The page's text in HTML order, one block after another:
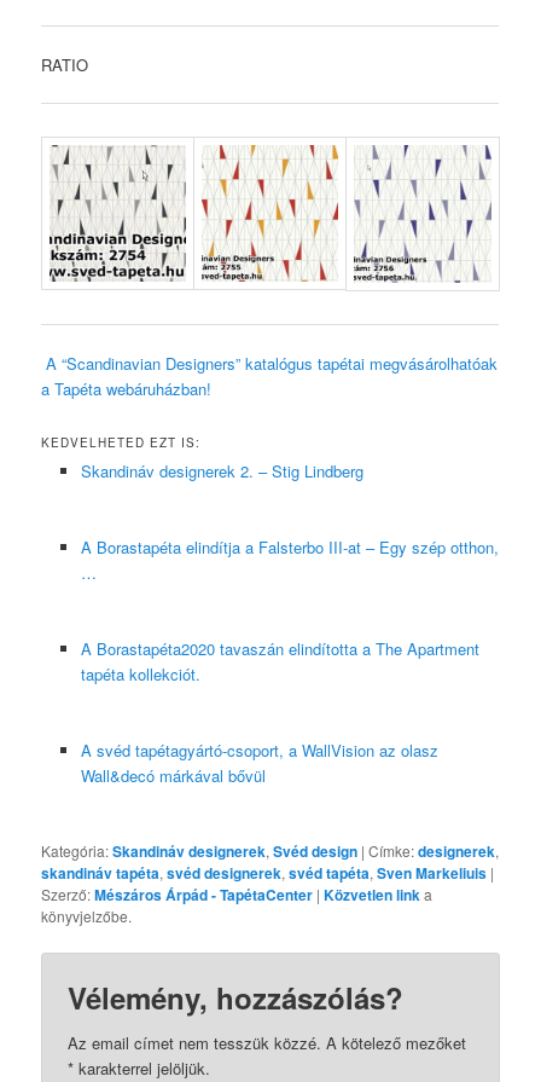
RATIO
A “Scandinavian Designers” katalógus tapétai megvásárolhatóak
a Tapéta webáruházban!
KEDVELHETED EZT IS:
Skandináv designerek 2. – Stig Lindberg
A Borastapéta elindítja a Falsterbo III-at – Egy szép otthon,
…
A Borastapéta2020 tavaszán elindította a The Apartment
tapéta kollekciót.
A svéd tapétagyártó-csoport, a WallVision az olasz
Wall&decó márkával bővül
Kategória:Skandináv designerek,Svéd design | Címke:designerek,
skandináv tapéta,svéd designerek,svéd tapéta,Sven Markeliuis |
Szerző:Mészáros Árpád - TapétaCenter |Közvetlen linka
könyvjelzőbe.
Vélemény, hozzászólás?
Az email címet nem tesszük közzé. A kötelező mezőket
* karakterrel jelöljük.